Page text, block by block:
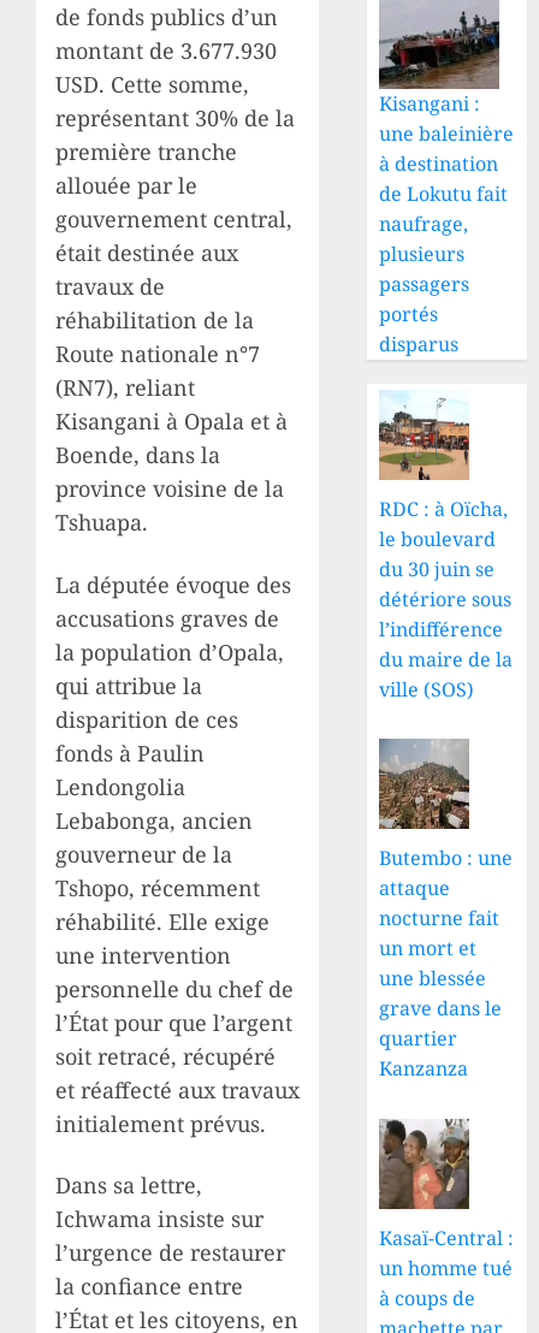
de fonds publics d’un
montant de 3.677.930
USD. Cette somme,
représentant 30% de la
première tranche
allouée par le
gouvernement central,
était destinée aux
travaux de
réhabilitation de la
Route nationale n°7
(RN7), reliant
Kisangani à Opala et à
Boende, dans la
province voisine de la
Tshuapa.
La députée évoque des
accusations graves de
la population d’Opala,
qui attribue la
disparition de ces
fonds à Paulin
Lendongolia
Lebabonga, ancien
gouverneur de la
Tshopo, récemment
réhabilité. Elle exige
une intervention
personnelle du chef de
l’État pour que l’argent
soit retracé, récupéré
et réaffecté aux travaux
initialement prévus.
Dans sa lettre,
Ichwama insiste sur
l’urgence de restaurer
la confiance entre
l’État et les citoyens, en
Kisangani :
une baleinière
à destination
de Lokutu fait
naufrage,
plusieurs
passagers
portés
disparus
RDC : à Oïcha,
le boulevard
du 30 juin se
détériore sous
l’indifférence
du maire de la
ville (SOS)
Butembo : une
attaque
nocturne fait
un mort et
une blessée
grave dans le
quartier
Kanzanza
Kasaï-Central :
un homme tué
à coups de